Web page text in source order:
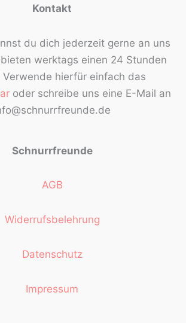
Kontakt
du dich jederzeit gerne an uns
werktags einen 24 Stunden
Verwende hierfür einfach das
oder schreibe uns eine E-Mail an
Schnurrfreunde
AGB
Widerrufsbelehrung
Datenschutz
Impressum